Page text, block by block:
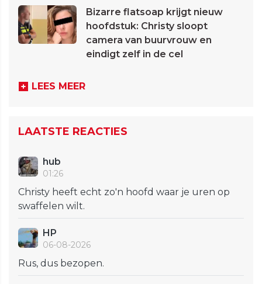
Bizarre flatsoap krijgt nieuw
hoofdstuk: Christy sloopt
camera van buurvrouw en
eindigt zelf in de cel
LEES MEER
LAATSTE REACTIES
hub
01:26
Christy heeft echt zo'n hoofd waar je uren op
swaffelen wilt.
HP
06-08-2026
Rus, dus bezopen.